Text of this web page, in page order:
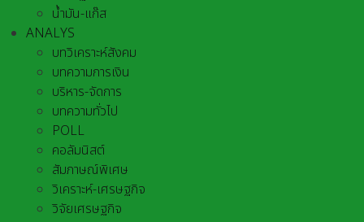
น้ำมัน-แก๊ส
ANALYS
บทวิเคราะห์สังคม
บทความการเงิน
บริหาร-จัดการ
บทความทั่วไป
POLL
คอลัมนิสต์
สัมภาษณ์พิเศษ
วิเคราะห์-เศรษฐกิจ
วิจัยเศรษฐกิจ